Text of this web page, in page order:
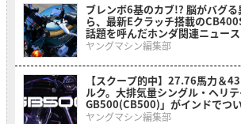
ブレンボ6基のカブ!? 脳がバグ
ら、最新Eクラッチ搭載の
話題を呼んだホンダ関連ニュー
ヤングマシン編集部
【スクープ的中】27.76馬力＆
ルク。大排気量シングル・ヘリ
GB500(CB500)」がインドでつ
ヤングマシン編集部